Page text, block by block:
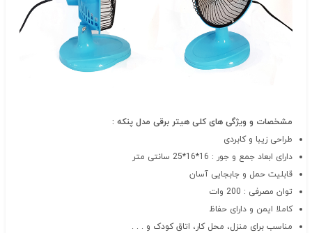
مشخصات و ویژگی های کلی هیتر برقی مدل پنکه :
طراحی زیبا و کابردی
دارای ابعاد جمع و جور : 16*16*25 سانتی متر
قابلیت حمل و جابجایی آسان
توان مصرفی : 200 وات
کاملا ایمن و دارای حفاظ
مناسب برای منزل، محل کار، اتاق کودک و . . .